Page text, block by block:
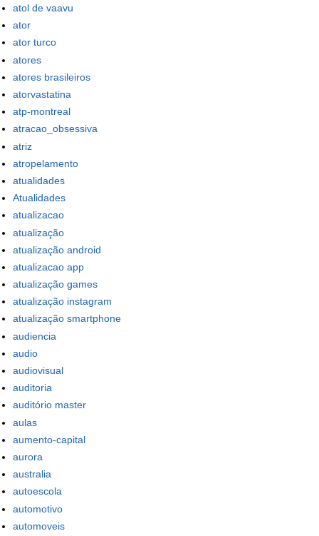
atol de vaavu
ator
ator turco
atores
atores brasileiros
atorvastatina
atp-montreal
atracao_obsessiva
atriz
atropelamento
atualidades
Atualidades
atualizacao
atualização
atualização android
atualizacao app
atualização games
atualização instagram
atualização smartphone
audiencia
audio
audiovisual
auditoria
auditório master
aulas
aumento-capital
aurora
australia
autoescola
automotivo
automoveis